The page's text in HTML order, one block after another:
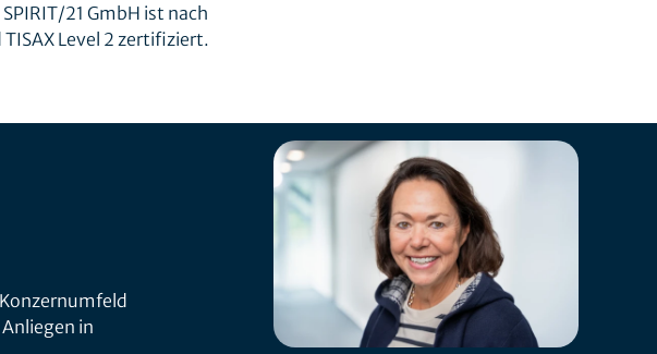
21 GmbH ist nach
Level 2 zertifiziert.
in